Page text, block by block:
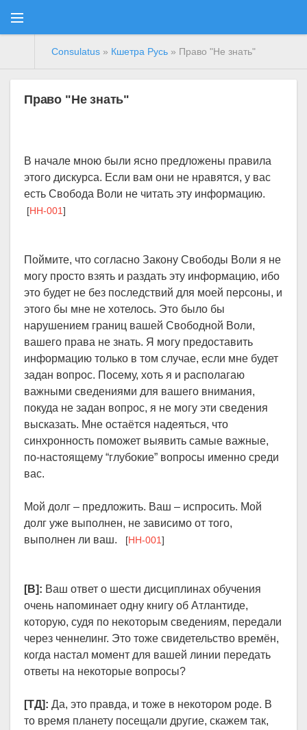
Consulatus » Кшетра Русь » Право "Не знать"
Право "Не знать"
В начале мною были ясно предложены правила
этого дискурса. Если вам они не нравятся, у вас
есть Свобода Воли не читать эту информацию.
[HH-001]
Поймите, что согласно Закону Свободы Воли я не
могу просто взять и раздать эту информацию, ибо
это будет не без последствий для моей персоны, и
этого бы мне не хотелось. Это было бы
нарушением границ вашей Свободной Воли,
вашего права не знать. Я могу предоставить
информацию только в том случае, если мне будет
задан вопрос. Посему, хоть я и располагаю
важными сведениями для вашего внимания,
покуда не задан вопрос, я не могу эти сведения
высказать. Мне остаётся надеяться, что
синхронность поможет выявить самые важные,
по-настоящему “глубокие” вопросы именно среди
вас.
Мой долг – предложить. Ваш – испросить. Мой
долг уже выполнен, не зависимо от того,
выполнен ли ваш. [HH-001]
[В]: Ваш ответ о шести дисциплинах обучения
очень напоминает одну книгу об Атлантиде,
которую, судя по некоторым сведениям, передали
через ченнелинг. Это тоже свидетельство времён,
когда настал момент для вашей линии передать
ответы на некоторые вопросы?
[ТД]: Да, это правда, и тоже в некотором роде. В
то время планету посещали другие, скажем так,